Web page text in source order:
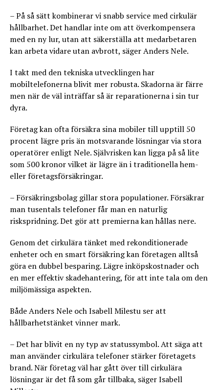
användningen av AI innebär dock också ett
större behov av tydliga säkerhetslösningar och
kontroll över data, särskilt när gränsen mellan
arbete och privat användning blir allt mer
– På så sätt kombinerar vi snabb service med cirkulär
hållbarhet. Det handlar inte om att överkompensera
med en ny lur, utan att säkerställa att medarbetaren
kan arbeta vidare utan avbrott, säger Anders Nele.
I takt med den tekniska utvecklingen har
mobiltelefonerna blivit mer robusta. Skadorna är färre
men när de väl inträffar så är reparationerna i sin tur
dyra.
Företag kan ofta försäkra sina mobiler till upptill 50
procent lägre pris än motsvarande lösningar via stora
operatörer enligt Nele. Självrisken kan ligga på så lite
som 500 kronor vilket är lägre än i traditionella hem-
eller företagsförsäkringar.
– Försäkringsbolag gillar stora populationer. Försäkrar
man tusentals telefoner får man en naturlig
riskspridning. Det gör att premierna kan hållas nere.
Genom det cirkulära tänket med rekonditionerade
enheter och en smart försäkring kan företagen alltså
göra en dubbel besparing. Lägre inköpskostnader och
en mer effektiv skadehantering, för att inte tala om den
miljömässiga aspekten.
Både Anders Nele och Isabell Milestu ser att
hållbarhetstänket vinner mark.
– Det har blivit en ny typ av statussymbol. Att säga att
man använder cirkulära telefoner stärker företagets
brand. När företag väl har gått över till cirkulära
lösningar är det få som går tillbaka, säger Isabell